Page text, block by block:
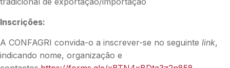
Inscrições:
A CONFAGRI convida-o a inscrever-se no seguinte link,
indicando nome, organização e